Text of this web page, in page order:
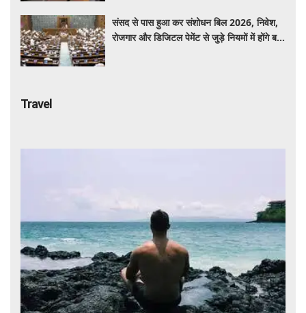
संसद से पास हुआ कर संशोधन बिल 2026, निवेश,
रोजगार और डिजिटल पेमेंट से जुड़े नियमों में होंगे बड़े
Travel